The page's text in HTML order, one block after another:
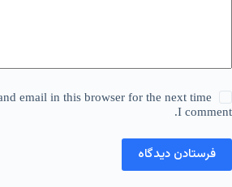
email in this browser for the next time
I comment.
فرستادن دیدگاه